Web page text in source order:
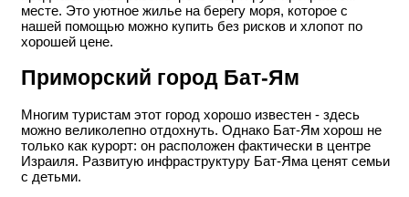
месте. Это уютное жилье на берегу моря, которое с
нашей помощью можно купить без рисков и хлопот по
хорошей цене.
Приморский город Бат-Ям
Многим туристам этот город хорошо известен - здесь
можно великолепно отдохнуть. Однако Бат-Ям хорош не
только как курорт: он расположен фактически в центре
Израиля. Развитую инфраструктуру Бат-Яма ценят семьи
с детьми.